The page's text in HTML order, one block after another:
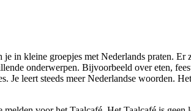
je in kleine groepjes met Nederlands praten.
onderwerpen. Bijvoorbeeld over eten,
Je leert steeds meer Nederlandse woorden.